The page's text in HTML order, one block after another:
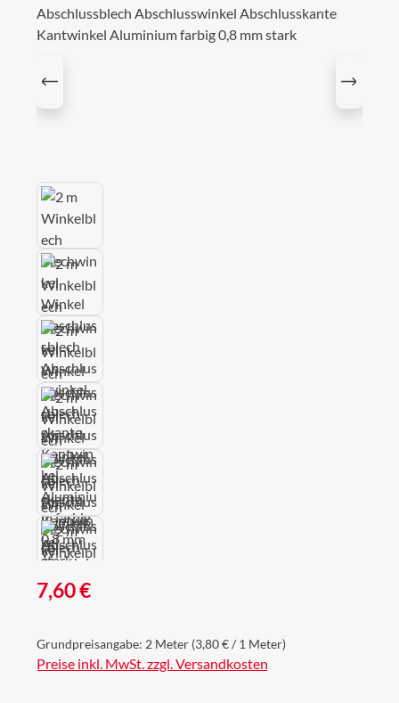
Regulärer Preis:
7,60 €
Grundpreisangabe: 2 Meter (3,80 € / 1 Meter)
Preise inkl. MwSt. zzgl. Versandkosten